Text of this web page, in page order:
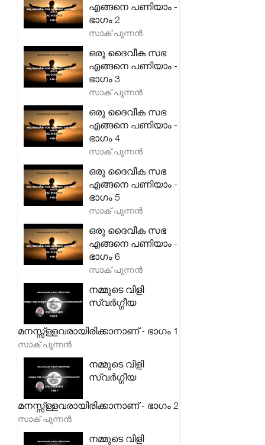
എങ്ങനെ പണിയാം -
ഭാഗം 2
സാക് പുന്നൻ
ഒരു ദൈവീക സഭ
എങ്ങനെ പണിയാം -
ഭാഗം 3
സാക് പുന്നൻ
ഒരു ദൈവീക സഭ
എങ്ങനെ പണിയാം -
ഭാഗം 4
സാക് പുന്നൻ
ഒരു ദൈവീക സഭ
എങ്ങനെ പണിയാം -
ഭാഗം 5
സാക് പുന്നൻ
ഒരു ദൈവീക സഭ
എങ്ങനെ പണിയാം -
ഭാഗം 6
സാക് പുന്നൻ
നമ്മുടെ വിളി
സ്വർഗ്ഗീയ
മനസ്സ്ള്ളവരായിരിക്കാനാണ് - ഭാഗം 1
സാക് പുന്നൻ
നമ്മുടെ വിളി
സ്വർഗ്ഗീയ
മനസ്സ്ള്ളവരായിരിക്കാനാണ് - ഭാഗം 2
സാക് പുന്നൻ
നമ്മുടെ വിളി